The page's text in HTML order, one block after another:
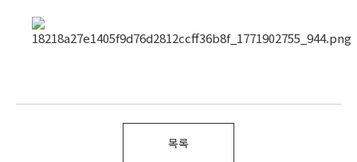
목록